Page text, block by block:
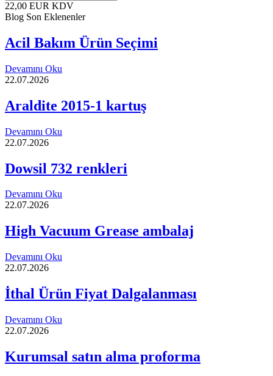
22,00 EUR KDV
Blog Son Eklenenler
Acil Bakım Ürün Seçimi
Devamını Oku
22.07.2026
Araldite 2015-1 kartuş
Devamını Oku
22.07.2026
Dowsil 732 renkleri
Devamını Oku
22.07.2026
High Vacuum Grease ambalaj
Devamını Oku
22.07.2026
İthal Ürün Fiyat Dalgalanması
Devamını Oku
22.07.2026
Kurumsal satın alma proforma